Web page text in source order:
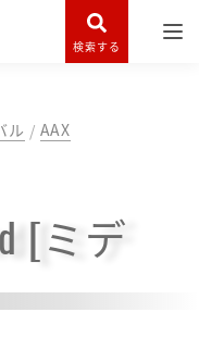
検索する
ル
AAX
[ミデ